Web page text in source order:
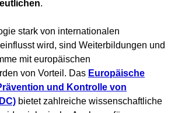
.
stark von internationalen
wird, sind Weiterbildungen und
mit europäischen
von Vorteil. Das Europäische
und Kontrolle von
bietet zahlreiche wissenschaftliche